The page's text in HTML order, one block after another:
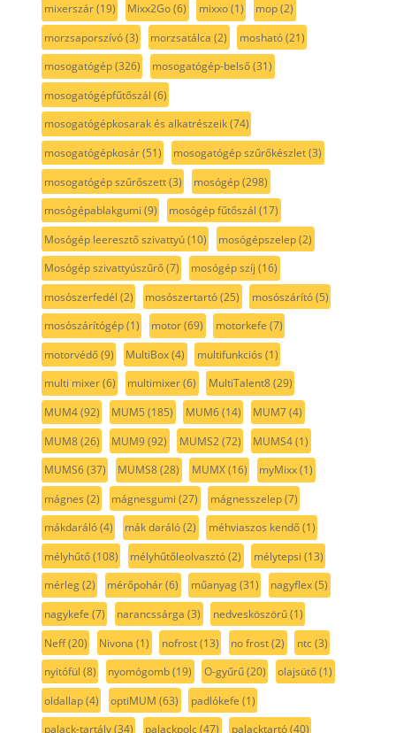
mixerszár(19) Mixx2Go(6) mixxo(1) mop(2)
morzsaporszívó(3) morzsatálca (2) mosható(21)
mosogatógép(326) mosogatógép-belső(31)
mosogatógépfűtőszál (6)
mosogatógépkosarak és alkatrészeik(74)
mosogatógépkosár(51) mosogatógép szűrőkészlet(3)
mosogatógép szűrőszett(3) mosógép(298)
mosógépablakgumi (9) mosógép fűtőszál (17)
Mosógép leeresztő szivattyú(10) mosógépszelep(2)
Mosógép szivattyúszűrő(7) mosógép szíj (16)
mosószerfedél (2) mosószertartó(25) mosószárító(5)
mosószárítógép(1) motor(69) motorkefe (7)
motorvédő(9) MultiBox(4) multifunkciós (1)
multi mixer(6) multimixer(6) MultiTalent8(29)
MUM4(92) MUM5 (185) MUM6(14) MUM7(4)
MUM8(26) MUM9(92) MUMS2(72) MUMS4(1)
MUMS6(37) MUMS8(28) MUMX(16) myMixx(1)
mágnes (2) mágnesgumi (27) mágnesszelep(7)
mákdaráló(4) mák daráló(2) méhviaszos kendő(1)
mélyhűtő(108) mélyhűtőleolvasztó(2) mélytepsi (13)
mérleg(2) mérőpohár(6) műanyag(31) nagyflex(5)
nagykefe (7) narancssárga (3) nedvesköszörű(1)
Neff(20) Nivona (1) nofrost(13) no frost(2) ntc(3)
nyitófül (8) nyomógomb(19) O-gyűrű(20) olajsütő(1)
oldallap(4) optiMUM (63) padlókefe (1)
palack-tartály(34) palackpolc(47) palacktartó(40)